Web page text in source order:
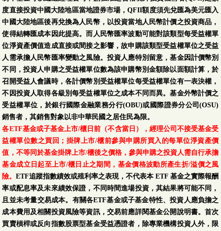
度直接投資中國大陸地區當地證券市場，QFII額度須先兌匯為美元匯入
中國大陸地區後再兌換為人民幣，以投資當地人民幣計價之投資商品，
使得結轉匯成本因此提高。而人民幣匯率波動可能對該類型每受益權單
位淨資產價值造成直接或間接之影響，故申購該類型受益權單位之受益
人需承擔人民幣匯率變動之風險。投資人應特別留意，基金因計價幣別
不同，投資人申購之受益權單位數為該申購幣別金額除以面額計算，於
召開受益人會議時，各計價幣別受益權單位每受益權單位有一表決權，
不因投資人取得各級別每受益權單位之成本不同而異。基金外幣計價之
受益權單位，於銀行國際金融業務分行(OBU)或國際證券分公司(OSU)
銷售者，其銷售對象以非中華民國之居住民為限。
各ETF基金或子基金上市/櫃日前（不含當日），經理公司不接受基金受
益權單位數之買回；掛牌上市/櫃前參與申購所買入的每單位淨資產價
值，不等同於基金掛牌上市/櫃後之價格，參與申購之投資人需自行承擔
基金成立日起至上市/櫃日止之期間，基金價格波動所產生折/溢價之風
險。ETF追蹤指數績效或殖利率之表現，不代表本 ETF 基金之實際報酬
率或配息率及未來績效保證，不同時間進場投資，其結果將可能不同，
且並未考量交易成本。有關各ETF基金或子基金特性、投資人應負擔之
成本費用及相關投資風險等資訊，交易前應詳閱基金公開說明書。首次
買賣槓桿或反向指數股票型基金受益憑證者，除專業機構投資人外，限